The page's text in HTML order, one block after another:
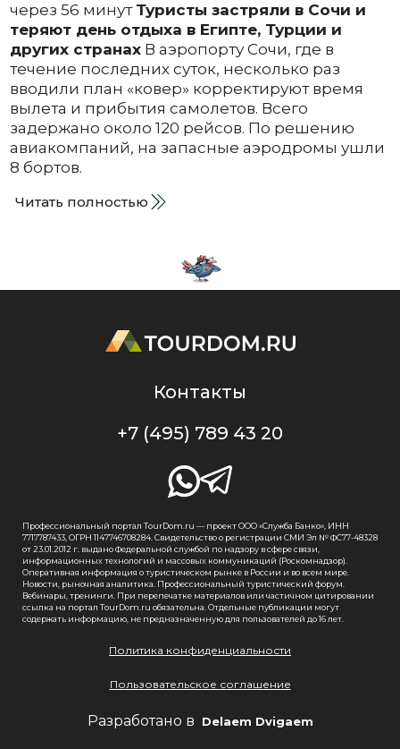
через 56 минут Туристы застряли в Сочи и
теряют день отдыха в Египте, Турции и
других странахВ аэропорту Сочи, где в
течение последних суток, несколько раз
вводили план «ковер» корректируют время
вылета и прибытия самолетов. Всего
задержано около 120 рейсов. По решению
авиакомпаний, на запасные аэродромы ушли
8 бортов.
Читать полностью
Контакты
+7 (495) 789 43 20
Профессиональный портал TourDom.ru — проект ООО «Служба Банко», ИНН
7717787433, ОГРН 1147746708284. Свидетельство о регистрации СМИ Эл № ФС77-48328
от 23.01.2012 г. выдано Федеральной службой по надзору в сфере связи,
информационных технологий и массовых коммуникаций (Роскомнадзор).
Оперативная информация о туристическом рынке в России и во всем мире.
Новости, рыночная аналитика. Профессиональный туристический форум.
Вебинары, тренинги. При перепечатке материалов или частичном цитировании
ссылка на портал TourDom.ru обязательна. Отдельные публикации могут
содержать информацию, не предназначенную для пользователей до 16 лет.
Политика конфиденциальности
Пользовательское соглашение
Разработано в Delaem Dvigaem